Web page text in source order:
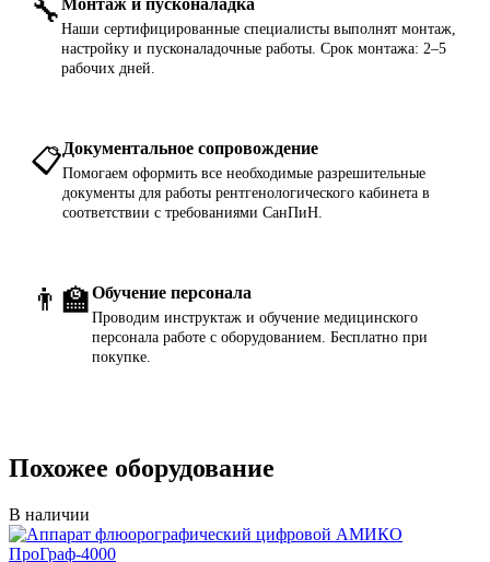
🔧
Наши сертифицированные специалисты выполнят монтаж,
настройку и пусконаладочные работы. Срок монтажа: 2–5
рабочих дней.
📋Документальное сопровождение
Помогаем оформить все необходимые разрешительные
документы для работы рентгенологического кабинета в
соответствии с требованиями СанПиН.
👨‍🏫Обучение персонала
Проводим инструктаж и обучение медицинского
персонала работе с оборудованием. Бесплатно при
покупке.
Похожее оборудование
В наличии